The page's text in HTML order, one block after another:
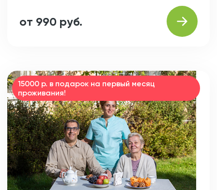
от 990 руб.
15000 р. в подарок на первый месяц
проживания!